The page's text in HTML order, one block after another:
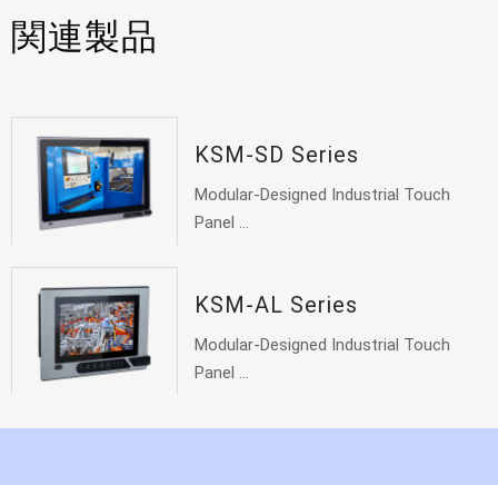
関連製品
KSM-SD Series
Modular-Designed Industrial Touch
Panel ...
KSM-AL Series
Modular-Designed Industrial Touch
Panel ...